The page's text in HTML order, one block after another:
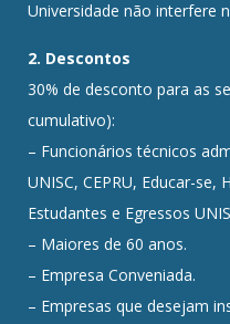
Universidade não interfere
2. Descontos
30% de desconto para as
cumulativo):
– Funcionários técnicos
UNISC, CEPRU, Educar-se,
Estudantes e Egressos
– Maiores de 60 anos.
– Empresa Conveniada.
– Empresas que desejam